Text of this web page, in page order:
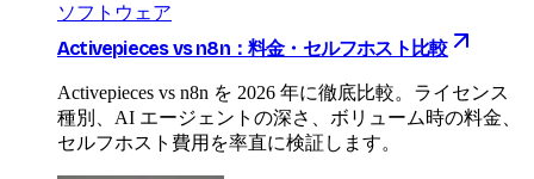
ソフトウェア
Activepieces vs n8n：料金・セルフホスト比較
Activepieces vs n8n を 2026 年に徹底比較。ライセンス
種別、AI エージェントの深さ、ボリューム時の料金、
セルフホスト費用を率直に検証します。